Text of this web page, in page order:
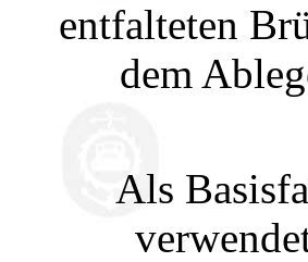
entfalteten
dem
Als